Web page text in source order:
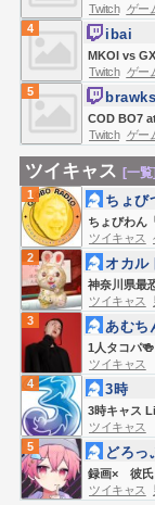
BOSSES
Twitch ゲー
4
MKOI vs
UNA FINAL
SK |
ibai
Twitch ゲー
5
COD BO7
Day 4 -
brawks
Twitch ゲー
ツイキャス [一覧]
1
ちょびわん
おこぼレイ
ちょび
ツイキャス
2
神奈川県最
ー鈴木大輔
オカル
木大輔
ツイキャス
3
1人タコパ
あむち
ツイキャス
4
3時キャス
3時
ツイキャス
5
録画× 彼氏
初見さん軽
どろっ
ツイキャス